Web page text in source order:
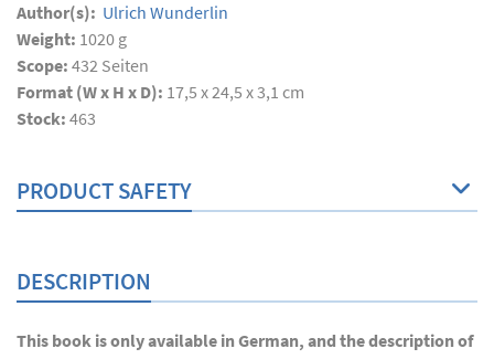
Author(s): Ulrich Wunderlin
Weight: 1020 g
Scope: 432 Seiten
Format (W x H x D): 17,5 x 24,5 x 3,1 cm
Stock: 463
PRODUCT SAFETY
DESCRIPTION
This book is only available in German, and the description of